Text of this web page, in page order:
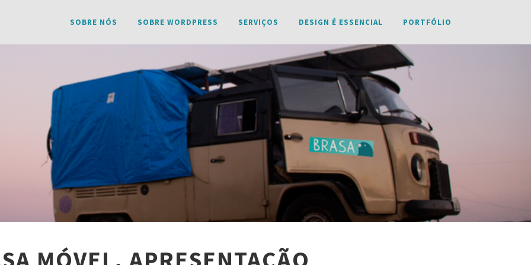
SOBRE NÓS SOBRE WORDPRESS SERVIÇOS DESIGN É ESSENCIAL PORTFÓLIO